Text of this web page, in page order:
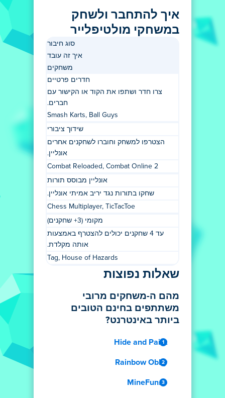
איך להתחבר ולשחק
במשחקי מולטיפלייר
סוג חיבור
איך זה עובד
משחקים
חדרים פרטיים
צרו חדר ושתפו את הקוד או הקישור עם
חברים.
Smash Karts, Ball Guys
שידוך ציבורי
הצטרפו למשחק וחוברו לשחקנים אחרים
אונליין.
Combat Reloaded, Combat Online 2
אונליין מבוסס תורות
שחקו בתורות נגד יריב אמיתי אונליין.
Chess Multiplayer, TicTacToe
מקומי (3+ שחקנים)
עד 4 שחקנים יכולים להצטרף באמצעות
אותה מקלדת.
Tag, House of Hazards
שאלות נפוצות
מהם ה-משחקים מרובי
משתתפים בחינם הטובים
ביותר באינטרנט?
Hide and Paint
Rainbow Obby
MineFun.io